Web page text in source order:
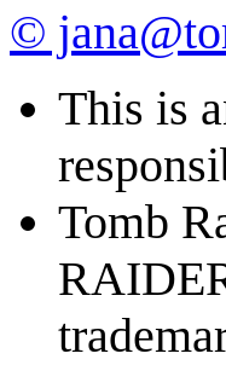
©
This is
Tomb